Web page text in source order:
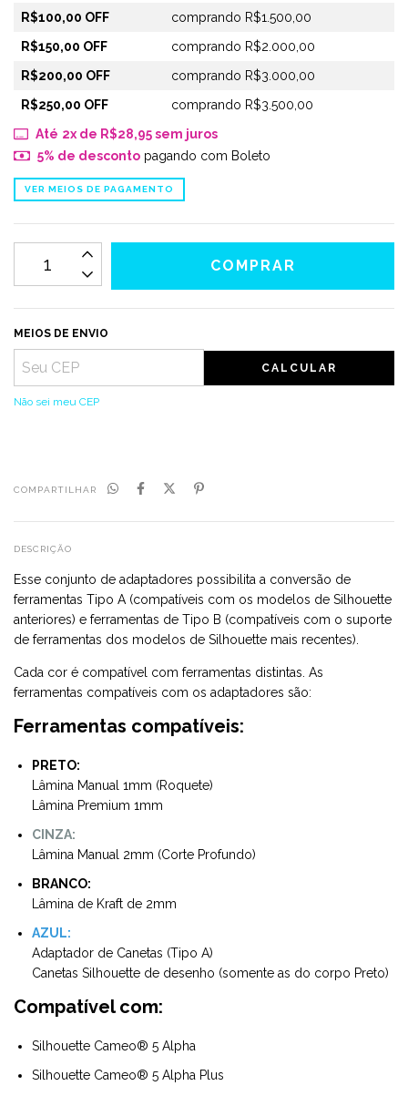
R$100,00 OFF
comprando R$1.500,00
R$150,00 OFF
comprando R$2.000,00
R$200,00 OFF
comprando R$3.000,00
R$250,00 OFF
comprando R$3.500,00
2x de R$28,95sem juros
5% de descontopagando com Boleto
VER MEIOS DE PAGAMENTO
MEIOS DE ENVIO
CALCULAR
Não sei meu CEP
COMPARTILHAR
DESCRIÇÃO
Esse conjunto de adaptadores possibilita a conversão de
ferramentas Tipo A (compatíveis com os modelos de Silhouette
anteriores) e ferramentas de Tipo B (compatíveis com o suporte
de ferramentas dos modelos de Silhouette mais recentes).
Cada cor é compatível com ferramentas distintas. As
ferramentas compatíveis com os adaptadores são:
Ferramentas compatíveis:
PRETO:
Lâmina Manual 1mm (Roquete)
Lâmina Premium 1mm
CINZA:
Lâmina Manual 2mm (Corte Profundo)
BRANCO:
Lâmina de Kraft de 2mm
AZUL:
Adaptador de Canetas (Tipo A)
Canetas Silhouette de desenho (somente as do corpo Preto)
Compatível com:
Silhouette Cameo® 5 Alpha
Silhouette Cameo® 5 Alpha Plus